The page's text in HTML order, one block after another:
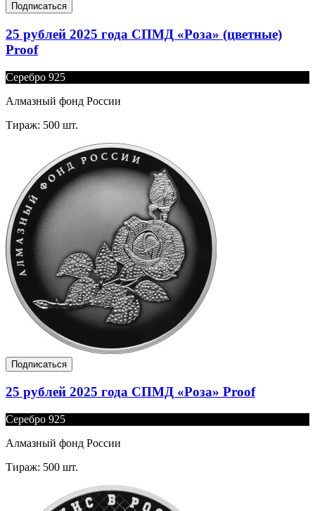
Подписаться
25 рублей 2025 года СПМД «Роза» (цветные)
Proof
Серебро 925
Алмазный фонд России
Тираж: 500 шт.
Подписаться
25 рублей 2025 года СПМД «Роза» Proof
Серебро 925
Алмазный фонд России
Тираж: 500 шт.